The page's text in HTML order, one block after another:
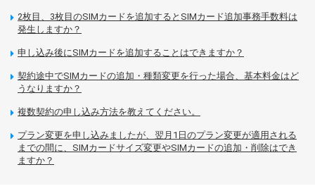
2枚目、3枚目のSIMカードを追加するとSIMカード追加事務手数料は
発生しますか？
申し込み後にSIMカードを追加することはできますか？
契約途中でSIMカードの追加・種類変更を行った場合、基本料金はど
うなりますか？
複数契約の申し込み方法を教えてください。
プラン変更を申し込みましたが、翌月1日のプラン変更が適用される
までの間に、SIMカードサイズ変更やSIMカードの追加・削除はでき
ますか？